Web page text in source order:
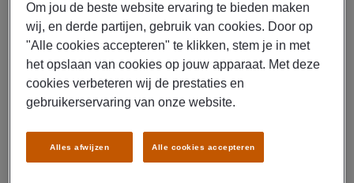
Achieve team objectives
Gross salary of €2,735.13 to €3,380 per month +
(€154 operator allowance)
A 13th month salary
Travel allowance of €0.21 per kilometer (from 10
Om jou de beste website ervaring te bieden maken
wij, en derde partijen, gebruik van cookies. Door op
"Alle cookies accepteren" te klikken, stem je in met
het opslaan van cookies op jouw apparaat. Met deze
cookies verbeteren wij de prestaties en
gebruikerservaring van onze website.
Alles afwijzen Alle cookies accepteren